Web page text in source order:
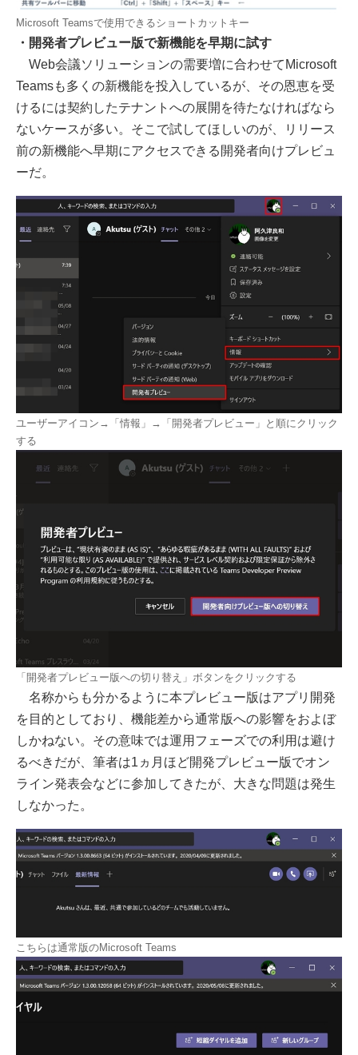
Microsoft Teamsで使用できるショートカットキー
・開発者プレビュー版で新機能を早期に試す
Web会議ソリューションの需要増に合わせてMicrosoft
Teamsも多くの新機能を投入しているが、その恩恵を受
けるには契約したテナントへの展開を待たなければなら
ないケースが多い。そこで試してほしいのが、リリース
前の新機能へ早期にアクセスできる開発者向けプレビュ
ーだ。
ユーザーアイコン→「情報」→「開発者プレビュー」と順にクリック
する
「開発者プレビュー版への切り替え」ボタンをクリックする
名称からも分かるように本プレビュー版はアプリ開発
を目的としており、機能差から通常版への影響をおよぼ
しかねない。その意味では運用フェーズでの利用は避け
るべきだが、筆者は1ヵ月ほど開発プレビュー版でオン
ライン発表会などに参加してきたが、大きな問題は発生
しなかった。
こちらは通常版のMicrosoft Teams